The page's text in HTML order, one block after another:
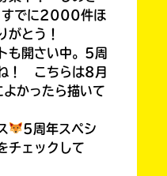
...
すでに2000件ほ
がとう！
も開さい中。5周
！ こちらは8月
かったら描いて
5周年スペシ
チェックして